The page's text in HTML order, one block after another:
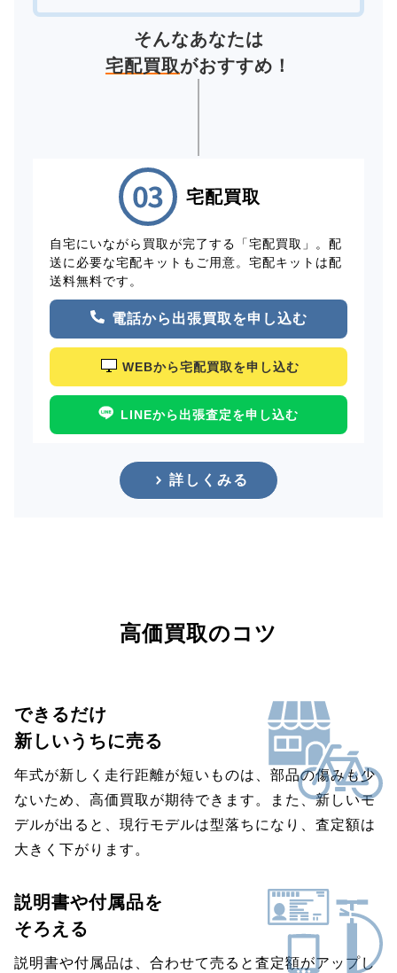
そんなあなたは
宅配買取がおすすめ！
宅配買取
自宅にいながら買取が完了する「宅配買取」。配
送に必要な宅配キットもご用意。宅配キットは配
送料無料です。
電話から出張買取を申し込む
WEBから宅配買取を申し込む
LINEから出張査定を申し込む
詳しくみる
高価買取のコツ
できるだけ
新しいうちに売る
年式が新しく走行距離が短いものは、部品の傷みも少
ないため、高価買取が期待できます。また、新しいモ
デルが出ると、現行モデルは型落ちになり、査定額は
大きく下がります。
説明書や付属品を
そろえる
説明書や付属品は、合わせて売ると査定額がアップし